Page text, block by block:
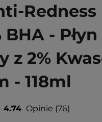
- Płyn
z 2%
- 118ml
4.74 Opinie 76